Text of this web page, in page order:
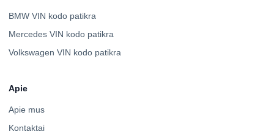
BMW VIN kodo patikra
Mercedes VIN kodo patikra
Volkswagen VIN kodo patikra
Apie
Apie mus
Kontaktai